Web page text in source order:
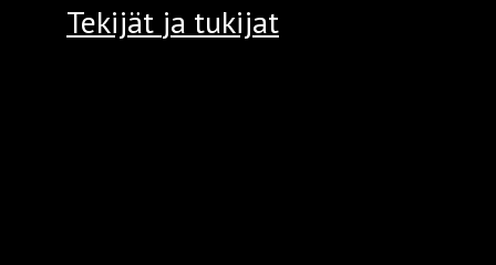
Tekijät ja tukijat